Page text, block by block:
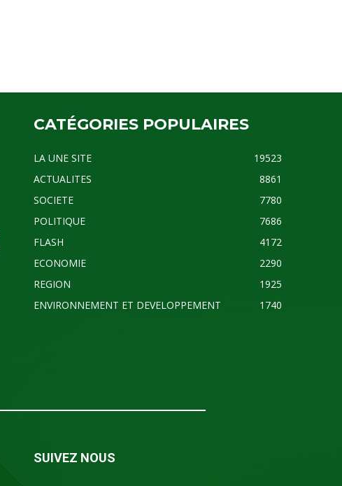
CATÉGORIES POPULAIRES
LA UNE SITE
19523
ACTUALITES
8861
SOCIETE
7780
POLITIQUE
7686
FLASH
4172
ECONOMIE
2290
REGION
1925
ENVIRONNEMENT ET DEVELOPPEMENT
1740
SUIVEZ NOUS